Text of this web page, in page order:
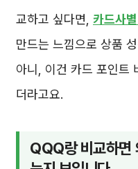
교하고 싶다면, 카드사
만드는 느낌으로 상품
아니, 이건 카드 포인트
더라고요.
QQQ랑 비교하면